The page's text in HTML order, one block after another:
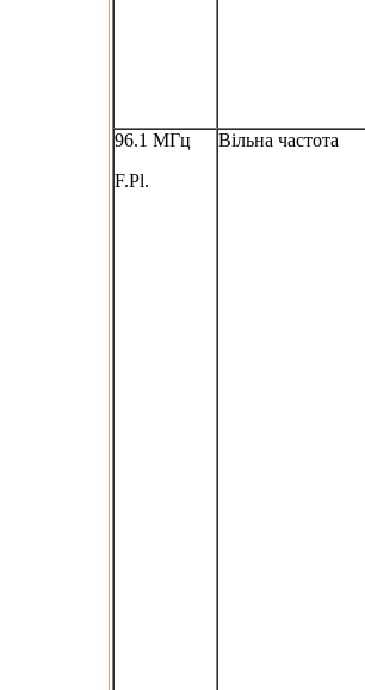
96.1 МГц
F.Pl.
Вільна частота